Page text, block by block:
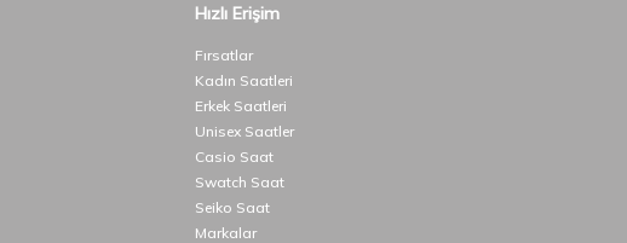
Hızlı Erişim
Fırsatlar
Kadın Saatleri
Erkek Saatleri
Unisex Saatler
Casio Saat
Swatch Saat
Seiko Saat
Markalar